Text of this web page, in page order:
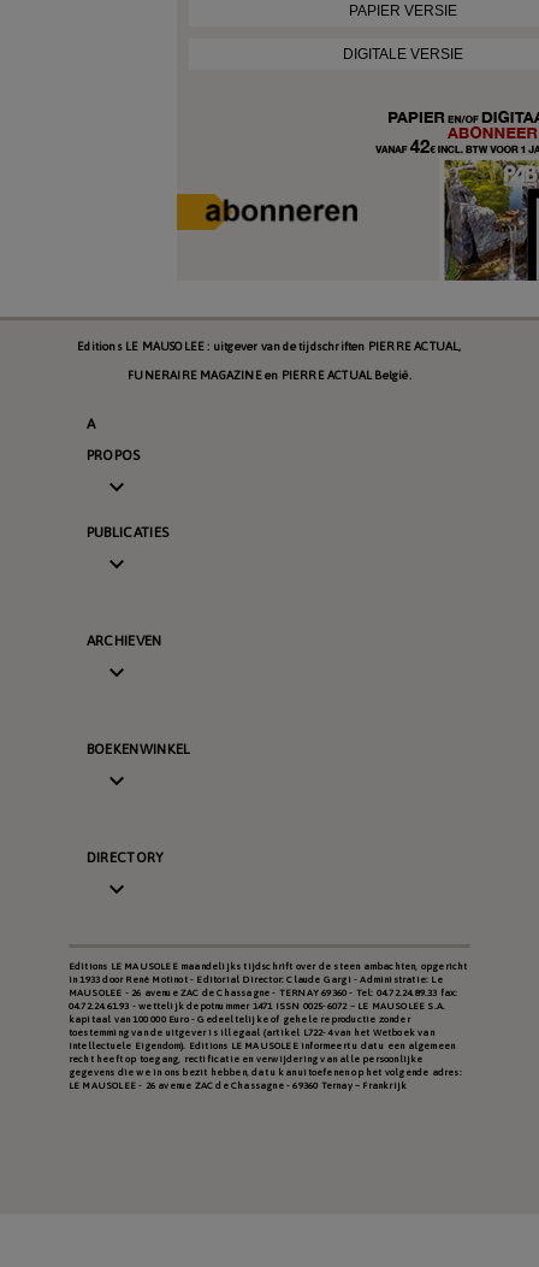
PAPIER VERSIE
DIGITALE VERSIE
Editions LE MAUSOLEE : uitgever van de tijdschriften PIERRE ACTUAL,
FUNERAIRE MAGAZINE en PIERRE ACTUAL België.
A
PROPOS

PUBLICATIES

ARCHIEVEN

BOEKENWINKEL

DIRECTORY

Editions LE MAUSOLEE maandelijks tijdschrift over de steen ambachten, opgericht
in 1933 door René Motinot - Editorial Director: Claude Gargi - Administratie: Le
MAUSOLEE - 26 avenue ZAC de Chassagne - TERNAY 69360 - Tel: 04.72.24.89.33 fax:
04.72.24.61.93 - wettelijk depotnummer 1471 ISSN 0025-6072 – LE MAUSOLEE S.A.
kapitaal van 100 000 Euro - Gedeeltelijke of gehele reproductie zonder
toestemming van de uitgever is illegaal (artikel L722-4 van het Wetboek van
Intellectuele Eigendom). Editions LE MAUSOLEE informeert u dat u een algemeen
recht heeft op toegang, rectificatie en verwijdering van alle persoonlijke
gegevens die we in ons bezit hebben, dat u kan uitoefenen op het volgende adres:
LE MAUSOLEE - 26 avenue ZAC de Chassagne - 69360 Ternay – Frankrijk